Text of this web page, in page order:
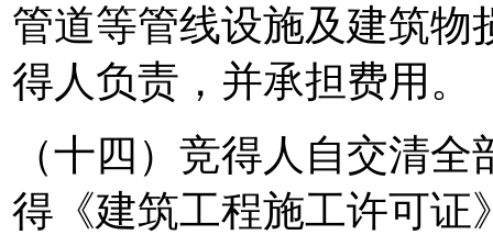
管道等管线设施及建筑物
得人负责，并承担费用。
（十四）竞得人自交清
得《建筑工程施工许可证